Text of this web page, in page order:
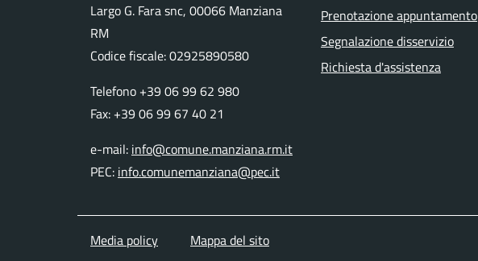
Largo G. Fara snc, 00066 Manziana
RM
Codice fiscale:02925890580
Telefono +39 06 99 62 980
Fax: +39 06 99 67 40 21
e-mail: info@comune.manziana.rm.it
PEC: info.comunemanziana@pec.it
Prenotazione appuntamento
Segnalazione disservizio
Richiesta d'assistenza
Media policy Mappa del sito